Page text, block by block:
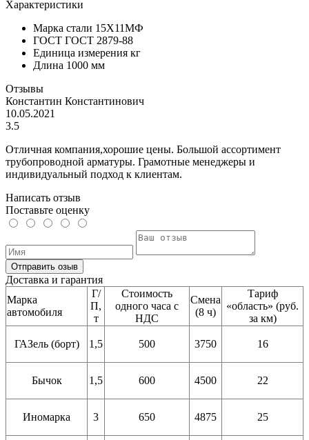
Характеристики
Марка стали 15Х11МФ
ГОСТ ГОСТ 2879-88
Единица измерения кг
Длина 1000 мм
Отзывы
Константин Константинович
10.05.2021
3.5
Отличная компания,хорошие цены. Большой ассортимент
трубопроводной арматуры. Грамотные менеджеры и
индивидуальный подход к клиентам.
Написать отзыв
Поставьте оценку
Отправить озыв
Доставка и гарантия
Марка
автомобиля
Г/
П,
т
Стоимость
одного часа с
НДС
Смена
(8 ч)
Тариф
«область» (руб.
за км)
ГАЗель (борт) 1,5 500 3750 16
Бычок 1,5 600 4500 22
Иномарка 3 650 4875 25